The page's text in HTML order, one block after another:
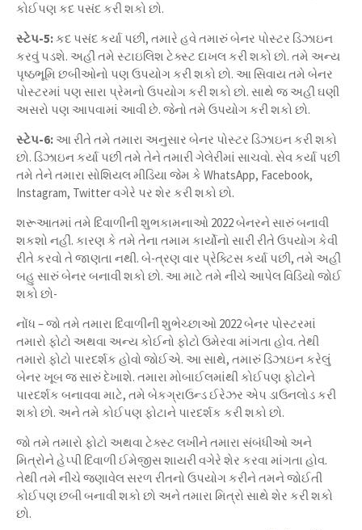
કોઈપણ કદ પસંદ કરી શકો છો.
સ્ટેપ-5:કદ પસંદ કર્યા પછી, તમારે હવે તમારું બેનર પોસ્ટર ડિઝાઇન
કરવું પડશે. અહીં તમે સ્ટાઇલિશ ટેક્સ્ટ દાખલ કરી શકો છો. તમે અન્ય
પૃષ્ઠભૂમિ છબીઓનો પણ ઉપયોગ કરી શકો છો. આ સિવાય તમે બેનર
પોસ્ટરમાં પણ સારા પ્રેમનો ઉપયોગ કરી શકો છો. સાથે જ અહીં ઘણી
અસરો પણ આપવામાં આવી છે. જેનો તમે ઉપયોગ કરી શકો છો.
સ્ટેપ-6: આ રીતે તમે તમારા અનુસાર બેનર પોસ્ટર ડિઝાઇન કરી શકો
છો. ડિઝાઇન કર્યા પછી તમે તેને તમારી ગેલેરીમાં સાચવો. સેવ કર્યા પછી
તમે તેને તમારા સોશિયલ મીડિયા જેમ કે WhatsApp, Facebook,
Instagram, Twitter વગેરે પર શેર કરી શકો છો.
શરૂઆતમાં તમે દિવાળીની શુભકામનાઓ 2022 બેનરને સારું બનાવી
શકશો નહીં. કારણ કે તમે તેના તમામ કાર્યોનો સારી રીતે ઉપયોગ કેવી
રીતે કરવો તે જાણતા નથી. બે-ત્રણ વાર પ્રેક્ટિસ કર્યા પછી, તમે અહીં
બહુ સારું બેનર બનાવી શકો છો. આ માટે તમે નીચે આપેલ વિડિયો જોઈ
શકો છો-
નોંધ – જો તમે તમારા દિવાળીની શુભેચ્છાઓ 2022 બેનર પોસ્ટરમાં
તમારો ફોટો અથવા અન્ય કોઈનો ફોટો ઉમેરવા માંગતા હોવ. તેથી
તમારો ફોટો પારદર્શક હોવો જોઈએ. આ સાથે, તમારું ડિઝાઇન કરેલું
બેનર ખૂબ જ સારું દેખાશે. તમારા મોબાઈલમાંથી કોઈપણ ફોટોને
પારદર્શક બનાવવા માટે, તમે બેકગ્રાઉન્ડ ઈરેઝર એપ ડાઉનલોડ કરી
શકો છો. અને તમે કોઈપણ ફોટાને પારદર્શક કરી શકો છો.
જો તમે તમારો ફોટો અથવા ટેક્સ્ટ લખીને તમારા સંબંધીઓ અને
મિત્રોને હેપ્પી દિવાળી ઈમેજીસ શાયરી વગેરે શેર કરવા માંગતા હોવ.
તેથી તમે નીચે જણાવેલ સરળ રીતનો ઉપયોગ કરીને તમને જોઈતી
કોઈપણ છબી બનાવી શકો છો અને તમારા મિત્રો સાથે શેર કરી શકો
છો.